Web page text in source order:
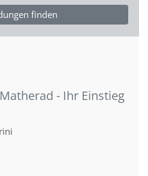
- Ihr Einstieg